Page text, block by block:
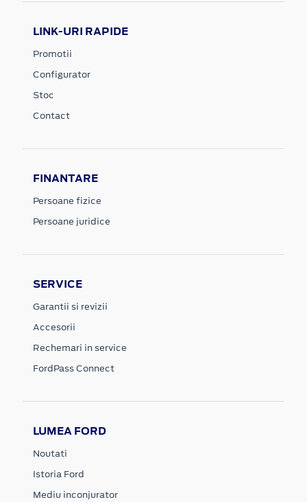
LINK-URI RAPIDE
Promotii
Configurator
Stoc
Contact
FINANTARE
Persoane fizice
Persoane juridice
SERVICE
Garantii si revizii
Accesorii
Rechemari in service
FordPass Connect
LUMEA FORD
Noutati
Istoria Ford
Mediu inconjurator